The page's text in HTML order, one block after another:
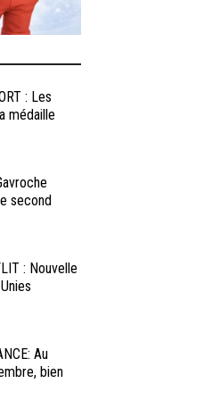
: Les
médaille
second
: Nouvelle
Au
bien